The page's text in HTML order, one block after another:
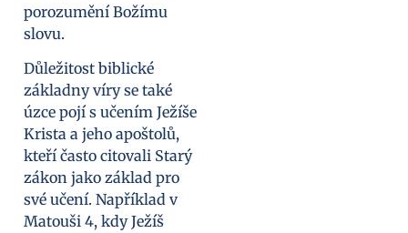
porozumění Božímu
slovu.
Důležitost biblické
základny víry se také
úzce pojí s učením Ježíše
Krista a jeho apoštolů,
kteří často citovali Starý
zákon jako základ pro
své učení. Například v
Matouši 4, kdy Ježíš